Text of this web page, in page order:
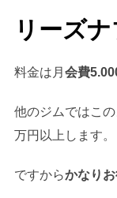
リーズ
料金は月 会費
他のジムではこ
万円以上します。
ですからかなり